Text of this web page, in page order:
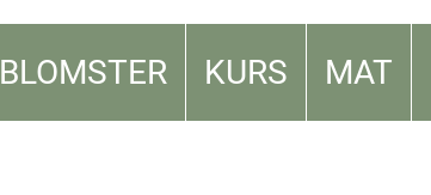
BLOMSTER KURS MAT